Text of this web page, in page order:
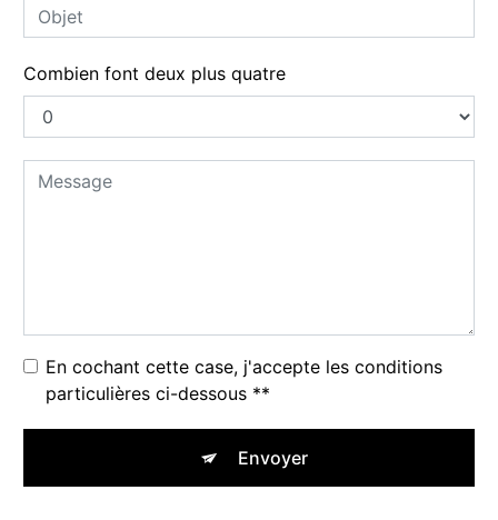
Combien font deux plus quatre
En cochant cette case, j'accepte les conditions
particulières ci-dessous **
Envoyer